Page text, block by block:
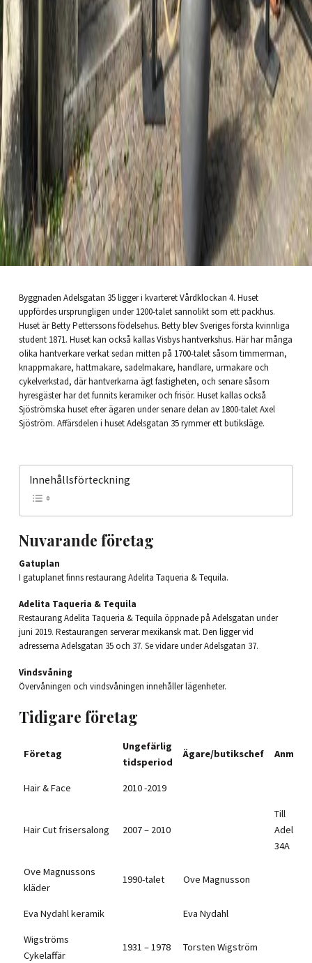
Byggnaden Adelsgatan 35 ligger i kvarteret Vårdklockan 4. Huset
uppfördes ursprungligen under 1200-talet sannolikt som ett packhus.
Huset är Betty Petterssons födelsehus. Betty blev Sveriges första kvinnliga
student 1871. Huset kan också kallas Visbys hantverkshus. Här har många
olika hantverkare verkat sedan mitten på 1700-talet såsom timmerman,
knappmakare, hattmakare, sadelmakare, handlare, urmakare och
cykelverkstad, där hantverkarna ägt fastigheten, och senare såsom
hyresgäster har det funnits keramiker och frisör. Huset kallas också
Sjöströmska huset efter ägaren under senare delan av 1800-talet Axel
Sjöström. Affärsdelen i huset Adelsgatan 35 rymmer ett butiksläge.
Innehållsförteckning
Nuvarande företag
Gatuplan
I gatuplanet finns restaurang Adelita Taqueria & Tequila.
Adelita Taqueria & Tequila
Restaurang Adelita Taqueria & Tequila öppnade på Adelsgatan under
juni 2019. Restaurangen serverar mexikansk mat. Den ligger vid
adresserna Adelsgatan 35 och 37. Se vidare under Adelsgatan 37.
Vindsvåning
Övervåningen och vindsvåningen innehåller lägenheter.
Tidigare företag
Företag
Ungefärlig
tidsperiod
Ägare/butikschef
Hair & Face 2010 -2019
Hair Cut frisersalong 2007 – 2010
Till
34A
Ove Magnussons
kläder
1990-talet Ove Magnusson
Eva Nydahl keramik Eva Nydahl
Wigströms
Cykelaffär
1931 – 1978 Torsten Wigström